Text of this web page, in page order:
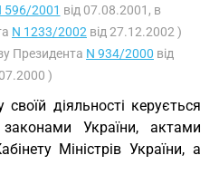
596/2001 від 07.08.2001, в
N 1233/2002 від 27.12.2002 )
Президента N 934/2000 від
)
діяльності керується
України, актами
Міністрів України, а